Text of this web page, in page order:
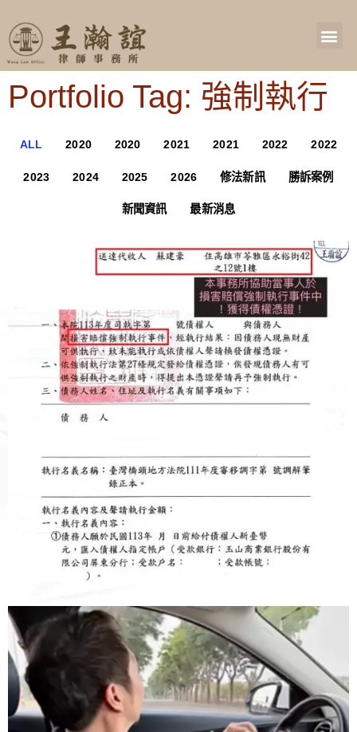
Portfolio Tag: 強制執行
ALL 2020 2020 2021 2021 2022 2022
2023 2024 2025 2026 修法新訊 勝訴案例
新聞資訊 最新消息